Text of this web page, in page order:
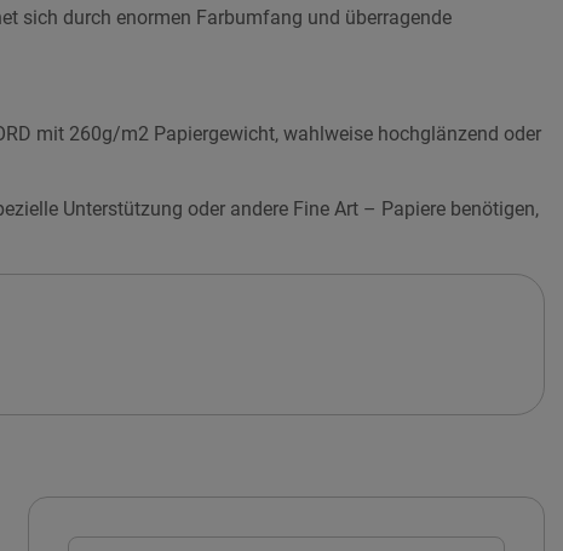
sich durch enormen Farbumfang und überragende
mit 260g/m2 Papiergewicht, wahlweise hochglänzend oder
Unterstützung oder andere Fine Art – Papiere benötigen,